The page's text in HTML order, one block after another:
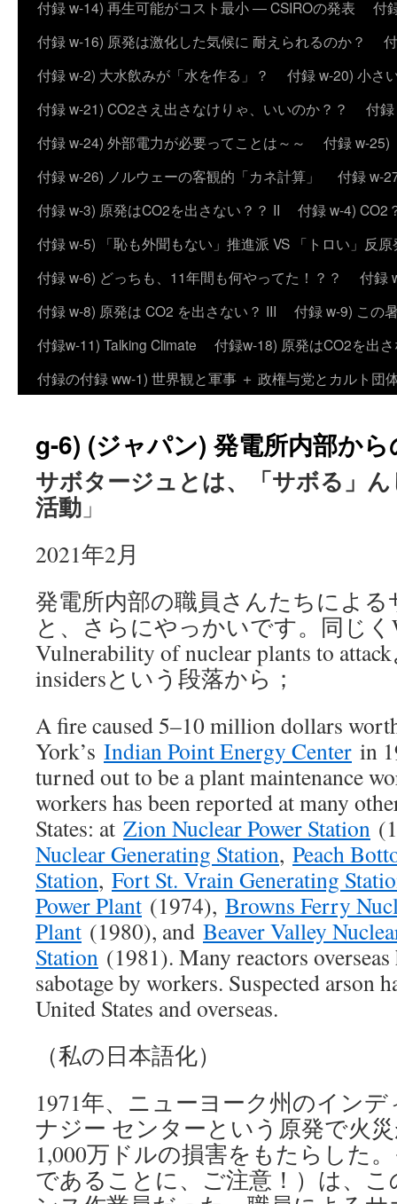
付録 w-14) 再生可能がコスト最小 ― CSIROの発表
付
付録 w-16) 原発は激化した気候に 耐えられるのか？
付録 w-2) 大水飲みが「水を作る」？
付録 w-20) 小さ
付録 w-21) CO2さえ出さなけりゃ、いいのか？？
付
付録 w-24) 外部電力が必要ってことは～～
付録 w-25)
付録 w-26) ノルウェーの客観的「カネ計算」
付録 w-
付録 w-3) 原発はCO2を出さない？？ II
付録 w-4) CO2
付録 w-5) 「恥も外聞もない」推進派 VS 「トロい」反
付録 w-6) どっちも、11年間も何やってた！？？
付録
付録 w-8) 原発は CO2 を出さない？ III
付録 w-9) この
付録w-11) Talking Climate
付録w-18) 原発はCO2を出
付録の付録 ww-1) 世界観と軍事 ＋ 政権与党とカルト団
g-6) (ジャパン) 発電所内部か
サボタージュとは、「サボる」
活動 」
2021年2月
発電所内部の職員さんたちによ
と、さらにやっかいです。同じく
Vulnerability of nuclear plants to
insidersという段落から；
A fire caused 5–10 million dollars
York’s Indian Point Energy Center in
turned out to be a plant maintenance
workers has been reported at many
States: at Zion Nuclear Power Station
Nuclear Generating Station, Peach
Station, Fort St. Vrain Generating
Power Plant (1974), Browns Ferry
Plant (1980), and Beaver Valley
Station (1981). Many reactors
sabotage by workers. Suspected arson
United States and overseas.
（私の日本語化）
1971年、ニューヨーク州のイン
ナジー センターという原発で火
1,000万ドルの損害をもたらした
であることに、ご注意！）は、